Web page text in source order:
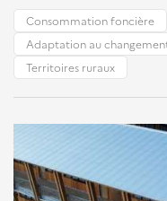
Consommation foncière
Adaptation au
Territoires ruraux